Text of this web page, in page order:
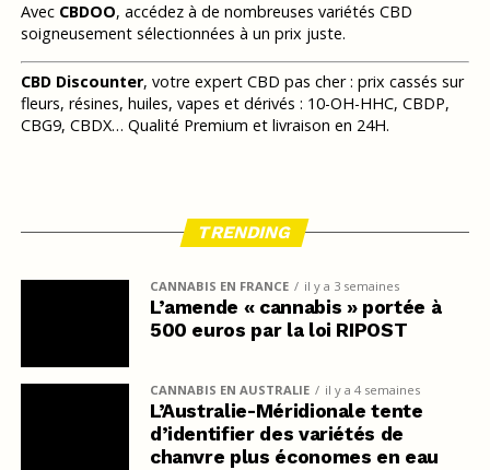
Avec CBDOO, accédez à de nombreuses variétés CBD
soigneusement sélectionnées à un prix juste.
CBD Discounter, votre expert CBD pas cher : prix cassés sur
fleurs, résines, huiles, vapes et dérivés : 10-OH-HHC, CBDP,
CBG9, CBDX… Qualité Premium et livraison en 24H.
TRENDING
CANNABIS EN FRANCE il y a 3 semaines
L’amende « cannabis » portée à
500 euros par la loi RIPOST
CANNABIS EN AUSTRALIE il y a 4 semaines
L’Australie-Méridionale tente
d’identifier des variétés de
chanvre plus économes en eau